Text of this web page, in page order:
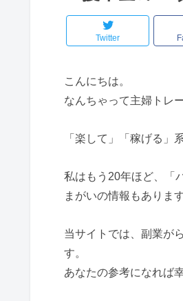
Twitter
こんにちは。
なんちゃって主婦トレ
「楽して」「稼げる」
私はもう20年ほど、「
まがいの情報もあります
当サイトでは、副業が
す。
あなたの参考になれば